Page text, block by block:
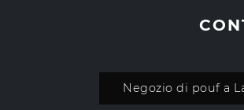
Negozio di pouf a